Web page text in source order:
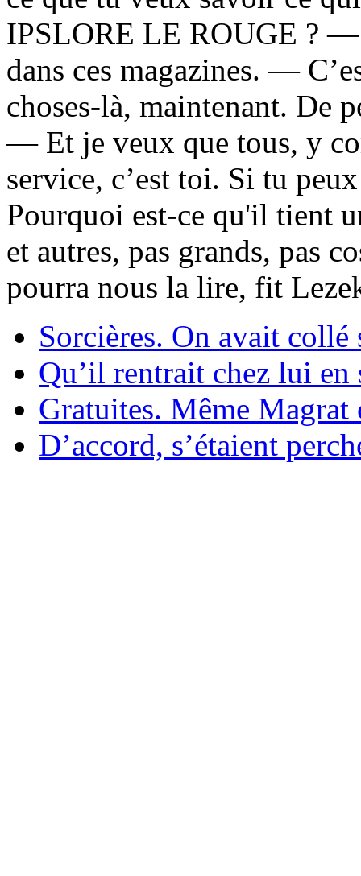
IPSLORE LE ROUGE ? —
dans ces magazines. —
choses-là, maintenant. De
— Et je veux que tous, y
service, c’est toi. Si tu
Pourquoi est-ce qu'il tient
et autres, pas grands, pas
pourra nous la lire, fit
Sorcières. On avait collé
Qu’il rentrait chez lui en
Gratuites. Même Magrat
D’accord, s’étaient